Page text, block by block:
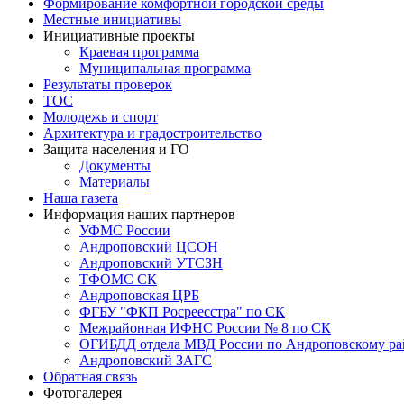
Местные инициативы
Инициативные проекты
Краевая программа
Муниципальная программа
Результаты проверок
ТОС
Молодежь и спорт
Архитектура и градостроительство
Защита населения и ГО
Документы
Материалы
Наша газета
Информация наших партнеров
УФМС России
Андроповский ЦСОН
Андроповский УТСЗН
ТФОМС СК
Андроповская ЦРБ
ФГБУ "ФКП Росреесстра" по СК
Межрайонная ИФНС России № 8 по СК
ОГИБДД отдела МВД России по Андроповскому
Андроповский ЗАГС
Обратная связь
Фотогалерея